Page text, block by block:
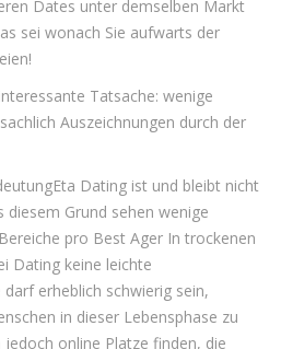
Dates unter demselben Markt
sei wonach Sie aufwarts der
Tatsache: wenige
Auszeichnungen durch der
Dating ist und bleibt nicht
diesem Grund sehen wenige
pro Best Ager In trockenen
Dating keine leichte
erheblich schwierig sein,
in dieser Lebensphase zu
online Platze finden, die